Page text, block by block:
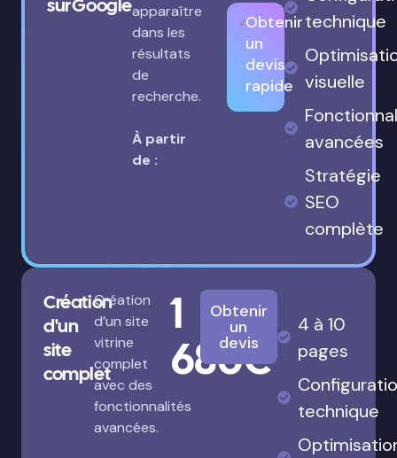
apparaître
dans les
résultats
de
recherche.
À partir
de :
Obtenir
un
devis
rapide
technique
visuelle
avancées
Stratégie
SEO
complète
Création
d'un
site
complet
Création
d’un site
vitrine
complet
avec des
fonctionnalités
avancées.
1
680€
Obtenir
un
devis
4 à 10
pages
technique